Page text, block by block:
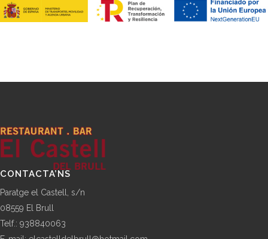
CONTACTA’NS
Paratge el Castell, s/n
08559 El Brull
Telf.: 938840063